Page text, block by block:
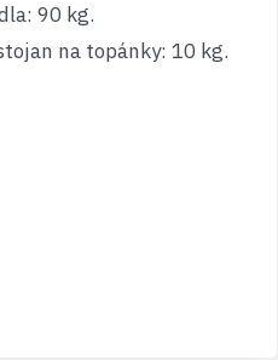
90 kg.
na topánky: 10 kg.